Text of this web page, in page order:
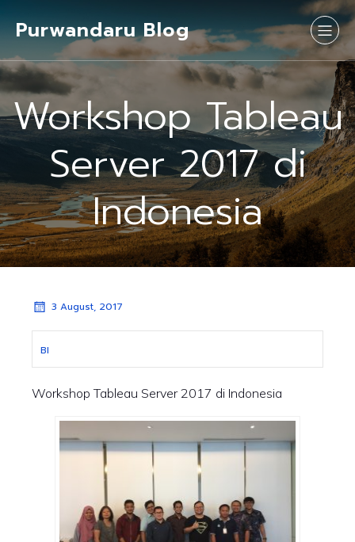
Purwandaru Blog
Workshop Tableau
Server 2017 di
Indonesia
3 August, 2017
BI
Workshop Tableau Server 2017 di Indonesia